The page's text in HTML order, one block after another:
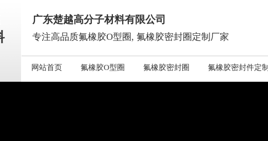
广东楚越高分子材料有限公司
专注高品质氟橡胶O型圈, 氟橡胶密封圈定制厂家
网站首页 氟橡胶O型圈 氟橡胶密封圈 氟橡胶密封件定制